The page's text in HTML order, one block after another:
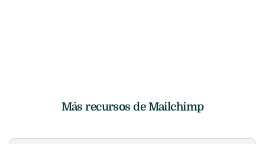
Más recursos de Mailchimp